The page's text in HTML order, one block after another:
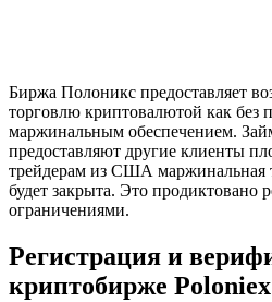
Биржа Полоникс предоставляет
торговлю криптовалютой как без
маржинальным обеспечением.
предоставляют другие клиенты
трейдерам из США маржинальная
будет закрыта. Это продиктовано
ограничениями.
Регистрация и
криптобирже Poloniex